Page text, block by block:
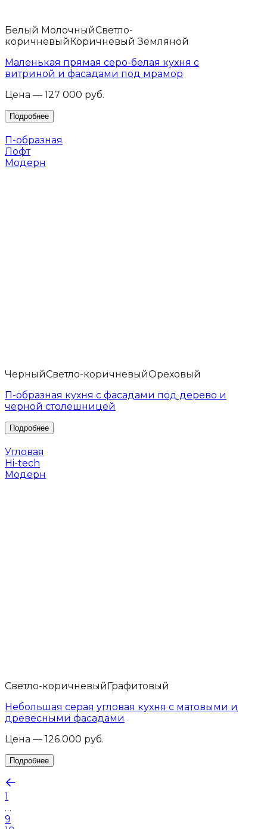
Белый МолочныйСветло-
коричневыйКоричневый Земляной
Маленькая прямая серо-белая кухня с
витриной и фасадами под мрамор
Цена — 127 000 руб.
П-образная
Лофт
Модерн
ЧерныйСветло-коричневыйОреховый
П-образная кухня с фасадами под дерево и
черной столешницей
Угловая
Hi-tech
Модерн
Светло-коричневыйГрафитовый
Небольшая серая угловая кухня с матовыми и
древесными фасадами
Цена — 126 000 руб.
1
…
9